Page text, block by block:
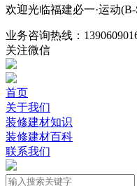
欢迎光临福建必一·运动
业务咨询热线：
关注微信
首页
关于我们
装修建材知识
装修建材百科
联系我们